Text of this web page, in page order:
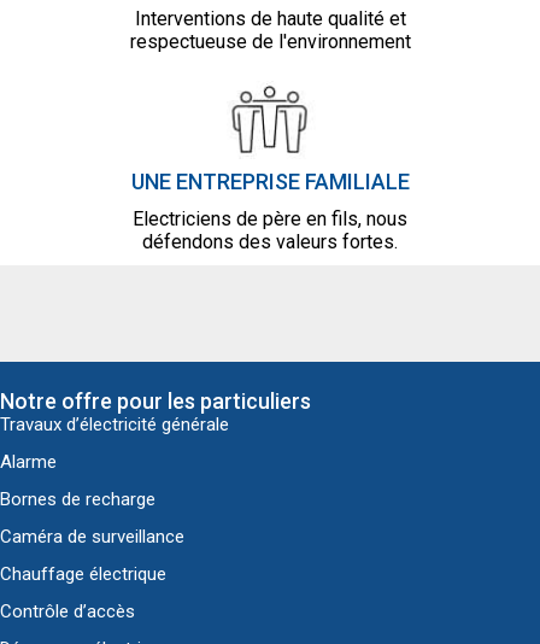
Interventions de haute qualité et
respectueuse de l'environnement
UNE ENTREPRISE FAMILIALE
Electriciens de père en fils, nous
défendons des valeurs fortes.
Notre offre pour les particuliers
Travaux d’électricité générale
Alarme
Bornes de recharge
Caméra de surveillance
Chauffage électrique
Contrôle d’accès